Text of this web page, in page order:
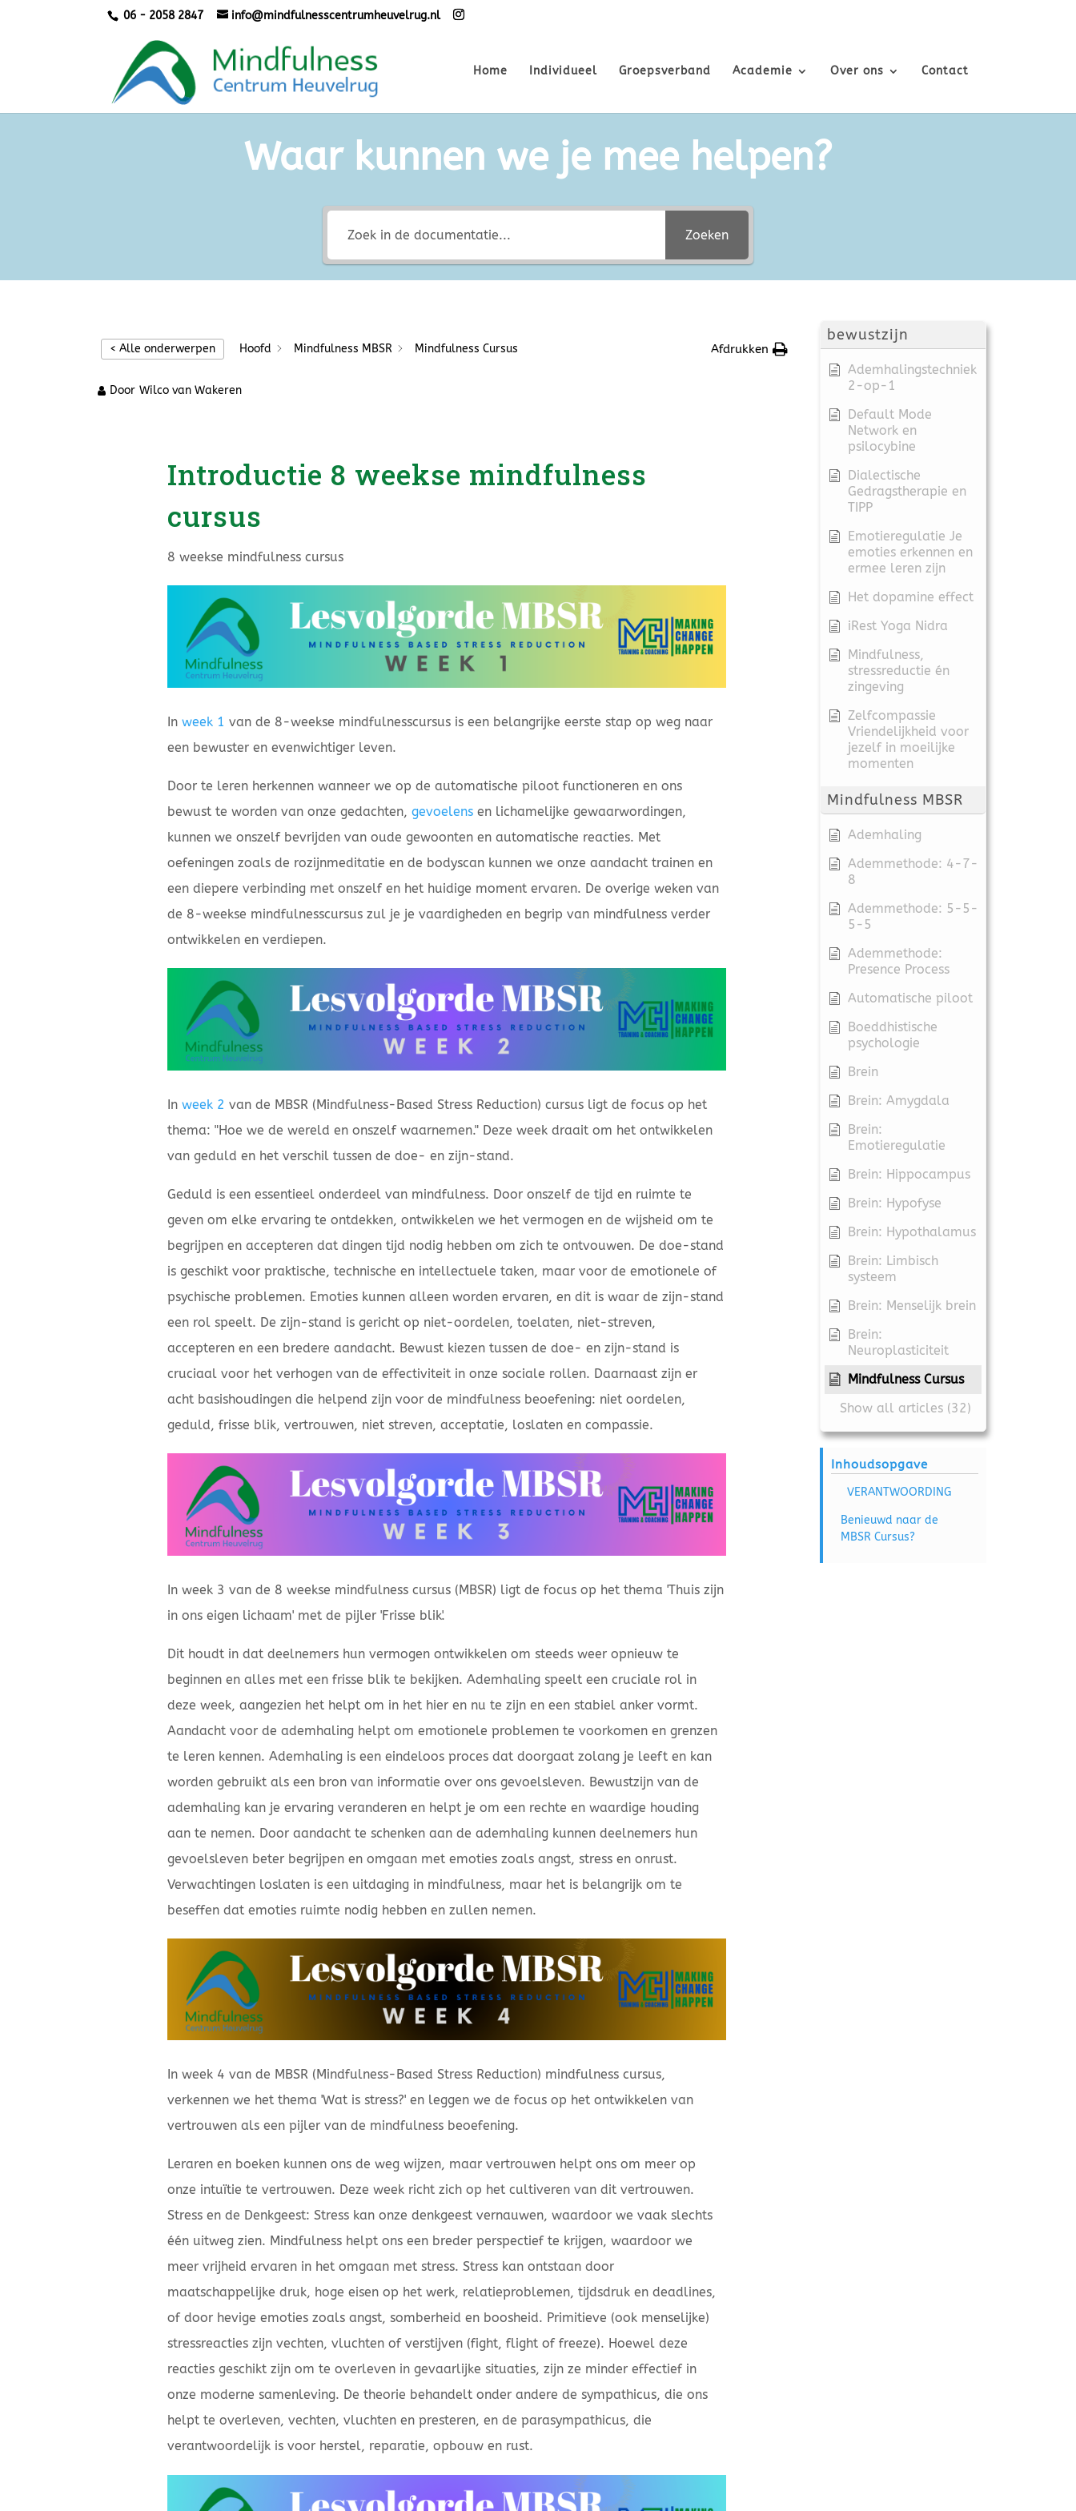
06 - 2058 2847 info@mindfulnesscentrumheuvelrug.nl
Home Individueel Groepsverband Academie Over ons Contact
Waar kunnen we je mee helpen?
Zoeken
< Alle onderwerpen Hoofd Mindfulness MBSR Mindfulness Cursus Afdrukken
Door Wilco van Wakeren
Introductie 8 weekse mindfulness
cursus
8 weekse mindfulness cursus
Inweek 1 van de 8-weekse mindfulnesscursus is een belangrijke eerste stap op weg naar
een bewuster en evenwichtiger leven.
Door te leren herkennen wanneer we op de automatische piloot functioneren en ons
bewust te worden van onze gedachten,gevoelens en lichamelijke gewaarwordingen,
kunnen we onszelf bevrijden van oude gewoonten en automatische reacties. Met
oefeningen zoals de rozijnmeditatie en de bodyscan kunnen we onze aandacht trainen en
een diepere verbinding met onszelf en het huidige moment ervaren. De overige weken van
de 8-weekse mindfulnesscursus zul je je vaardigheden en begrip van mindfulness verder
ontwikkelen en verdiepen.
Inweek 2 van de MBSR (Mindfulness-Based Stress Reduction) cursus ligt de focus op het
thema: "Hoe we de wereld en onszelf waarnemen." Deze week draait om het ontwikkelen
van geduld en het verschil tussen de doe- en zijn-stand.
Geduld is een essentieel onderdeel van mindfulness. Door onszelf de tijd en ruimte te
geven om elke ervaring te ontdekken, ontwikkelen we het vermogen en de wijsheid om te
begrijpen en accepteren dat dingen tijd nodig hebben om zich te ontvouwen. De doe-stand
is geschikt voor praktische, technische en intellectuele taken, maar voor de emotionele of
psychische problemen. Emoties kunnen alleen worden ervaren, en dit is waar de zijn-stand
een rol speelt. De zijn-stand is gericht op niet-oordelen, toelaten, niet-streven,
accepteren en een bredere aandacht. Bewust kiezen tussen de doe- en zijn-stand is
cruciaal voor het verhogen van de effectiviteit in onze sociale rollen. Daarnaast zijn er
acht basishoudingen die helpend zijn voor de mindfulness beoefening: niet oordelen,
geduld, frisse blik, vertrouwen, niet streven, acceptatie, loslaten en compassie.
In week 3 van de 8 weekse mindfulness cursus (MBSR) ligt de focus op het thema 'Thuis zijn
in ons eigen lichaam' met de pijler 'Frisse blik'.
Dit houdt in dat deelnemers hun vermogen ontwikkelen om steeds weer opnieuw te
beginnen en alles met een frisse blik te bekijken. Ademhaling speelt een cruciale rol in
deze week, aangezien het helpt om in het hier en nu te zijn en een stabiel anker vormt.
Aandacht voor de ademhaling helpt om emotionele problemen te voorkomen en grenzen
te leren kennen. Ademhaling is een eindeloos proces dat doorgaat zolang je leeft en kan
worden gebruikt als een bron van informatie over ons gevoelsleven. Bewustzijn van de
ademhaling kan je ervaring veranderen en helpt je om een rechte en waardige houding
aan te nemen. Door aandacht te schenken aan de ademhaling kunnen deelnemers hun
gevoelsleven beter begrijpen en omgaan met emoties zoals angst, stress en onrust.
Verwachtingen loslaten is een uitdaging in mindfulness, maar het is belangrijk om te
beseffen dat emoties ruimte nodig hebben en zullen nemen.
In week 4 van de MBSR (Mindfulness-Based Stress Reduction) mindfulness cursus,
verkennen we het thema 'Wat is stress?' en leggen we de focus op het ontwikkelen van
vertrouwen als een pijler van de mindfulness beoefening.
Leraren en boeken kunnen ons de weg wijzen, maar vertrouwen helpt ons om meer op
onze intuïtie te vertrouwen. Deze week richt zich op het cultiveren van dit vertrouwen.
Stress en de Denkgeest: Stress kan onze denkgeest vernauwen, waardoor we vaak slechts
één uitweg zien. Mindfulness helpt ons een breder perspectief te krijgen, waardoor we
meer vrijheid ervaren in het omgaan met stress. Stress kan ontstaan door
maatschappelijke druk, hoge eisen op het werk, relatieproblemen, tijdsdruk en deadlines,
of door hevige emoties zoals angst, somberheid en boosheid. Primitieve (ook menselijke)
stressreacties zijn vechten, vluchten of verstijven (fight, flight of freeze). Hoewel deze
reacties geschikt zijn om te overleven in gevaarlijke situaties, zijn ze minder effectief in
onze moderne samenleving. De theorie behandelt onder andere de sympathicus, die ons
helpt te overleven, vechten, vluchten en presteren, en de parasympathicus, die
verantwoordelijk is voor herstel, reparatie, opbouw en rust.
bewustzijn
Ademhalingstechniek
2-op-1
Default Mode
Network en
psilocybine
Dialectische
Gedragstherapie en
TIPP
Emotieregulatie Je
emoties erkennen en
ermee leren zijn
Het dopamine effect
iRest Yoga Nidra
Mindfulness,
stressreductie én
zingeving
Zelfcompassie
Vriendelijkheid voor
jezelf in moeilijke
momenten
Mindfulness MBSR
Ademhaling
Ademmethode: 4-7-
8
Ademmethode: 5-5-
5-5
Ademmethode:
Presence Process
Automatische piloot
Boeddhistische
psychologie
Brein
Brein: Amygdala
Brein:
Emotieregulatie
Brein: Hippocampus
Brein: Hypofyse
Brein: Hypothalamus
Brein: Limbisch
systeem
Brein: Menselijk brein
Brein:
Neuroplasticiteit
Mindfulness Cursus
Show all articles (32)
Inhoudsopgave
VERANTWOORDING
Benieuwd naar de
MBSR Cursus?